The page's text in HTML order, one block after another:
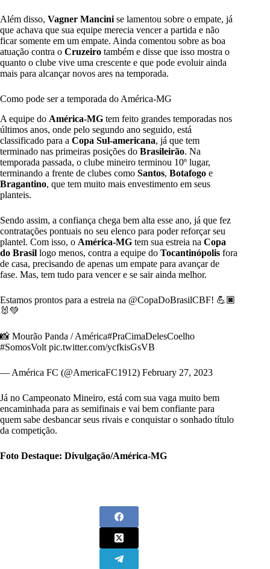
Além disso, Vagner Mancini se lamentou sobre o empate, já
que achava que sua equipe merecia vencer a partida e não
ficar somente em um empate. Ainda comentou sobre as boa
atuação contra o Cruzeiro também e disse que isso mostra o
quanto o clube vive uma crescente e que pode evoluir ainda
mais para alcançar novos ares na temporada.
Como pode ser a temporada do América-MG
A equipe do América-MG tem feito grandes temporadas nos
últimos anos, onde pelo segundo ano seguido, está
classificado para a Copa Sul-americana, já que tem
terminado nas primeiras posições do Brasileirão. Na
temporada passada, o clube mineiro terminou 10º lugar,
terminando a frente de clubes como Santos, Botafogo e
Bragantino, que tem muito mais envestimento em seus
planteis.
Sendo assim, a confiança chega bem alta esse ano, já que fez
contratações pontuais no seu elenco para poder reforçar seu
plantel. Com isso, o América-MG tem sua estreia na Copa
do Brasil logo menos, contra a equipe do Tocantinópolis fora
de casa, precisando de apenas um empate para avançar de
fase. Mas, tem tudo para vencer e se sair ainda melhor.
Estamos prontos para a estreia na @CopaDoBrasilCBF! 💪🏿
🐰💚
📸 Mourão Panda / América#PraCimaDelesCoelho
#SomosVolt pic.twitter.com/ycfkisGsVB
— América FC (@AmericaFC1912) February 27, 2023
Já no Campeonato Mineiro, está com sua vaga muito bem
encaminhada para as semifinais e vai bem confiante para
quem sabe desbancar seus rivais e conquistar o sonhado título
da competição.
Foto Destaque: Divulgação/América-MG